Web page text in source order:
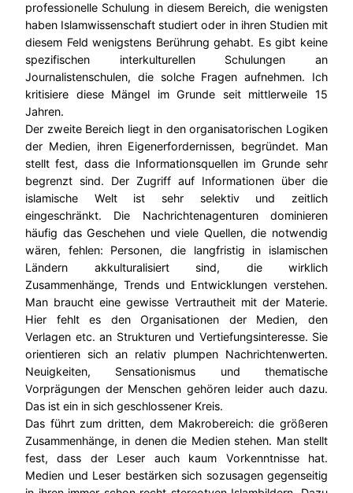
professionelle Schulung in diesem Bereich, die wenigsten
haben Islamwissenschaft studiert oder in ihren Studien mit
diesem Feld wenigstens Berührung gehabt. Es gibt keine
spezifischen interkulturellen Schulungen an
Journalistenschulen, die solche Fragen aufnehmen. Ich
kritisiere diese Mängel im Grunde seit mittlerweile 15
Jahren.
Der zweite Bereich liegt in den organisatorischen Logiken
der Medien, ihren Eigenerfordernissen, begründet. Man
stellt fest, dass die Informationsquellen im Grunde sehr
begrenzt sind. Der Zugriff auf Informationen über die
islamische Welt ist sehr selektiv und zeitlich
eingeschränkt. Die Nachrichtenagenturen dominieren
häufig das Geschehen und viele Quellen, die notwendig
wären, fehlen: Personen, die langfristig in islamischen
Ländern akkulturalisiert sind, die wirklich
Zusammenhänge, Trends und Entwicklungen verstehen.
Man braucht eine gewisse Vertrautheit mit der Materie.
Hier fehlt es den Organisationen der Medien, den
Verlagen etc. an Strukturen und Vertiefungsinteresse. Sie
orientieren sich an relativ plumpen Nachrichtenwerten.
Neuigkeiten, Sensationismus und thematische
Vorprägungen der Menschen gehören leider auch dazu.
Das ist ein in sich geschlossener Kreis.
Das führt zum dritten, dem Makrobereich: die größeren
Zusammenhänge, in denen die Medien stehen. Man stellt
fest, dass der Leser auch kaum Vorkenntnisse hat.
Medien und Leser bestärken sich sozusagen gegenseitig